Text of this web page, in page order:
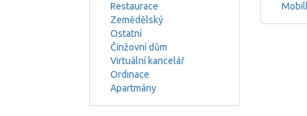
Restaurace
Zemědělský
Ostatní
Činžovní dům
Virtuální kancelář
Ordinace
Apartmány